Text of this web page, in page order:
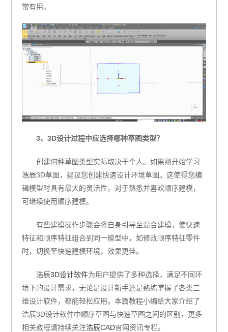
常有用。
3、3D设计过程中应选择哪种草图类型？
创建何种草图类型实际取决于个人。如果刚开始学习
浩辰3D草图，建议您创建快速设计环境草图。这使得您编
辑模型时具有最大的灵活性，对于熟悉并喜欢顺序建模，
可继续使用顺序建模。
有些建模操作步骤会将自身引导至混合建模，使快速
特征和顺序特征组合到同一模型中，如修改顺序特征零件
时，切换至快速建模环境，效果更佳。
浩辰3D设计软件为用户提供了多种选择，满足不同环
境下的设计需求，无论是设计新手还是熟练掌握了各类三
维设计软件，都能轻松应用。本篇教程小编给大家介绍了
浩辰3D设计软件中顺序草图与快速草图之间的区别，更多
相关教程请持续关注浩辰CAD官网资讯专栏。